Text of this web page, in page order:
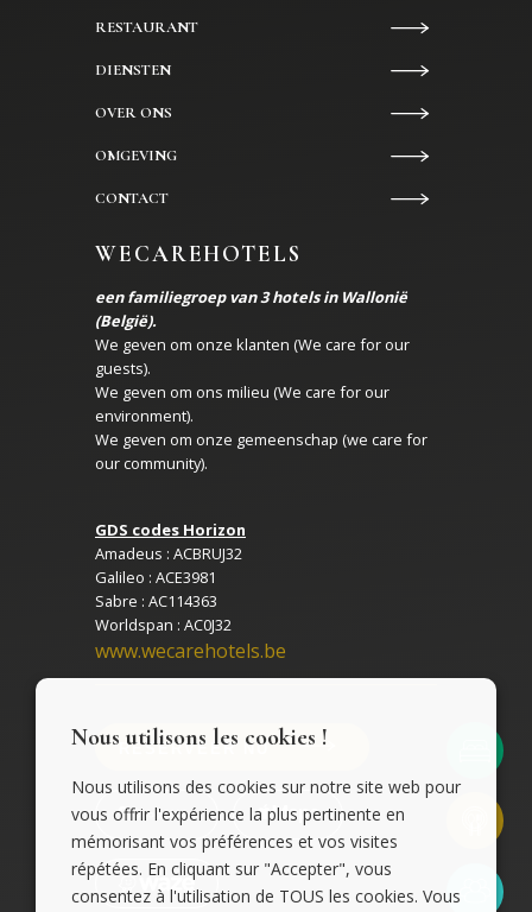
Nous utilisons les cookies !
Nous utilisons des cookies sur notre site web pour
vous offrir l'expérience la plus pertinente en
mémorisant vos préférences et vos visites
répétées. En cliquant sur "Accepter", vous
consentez à l'utilisation de TOUS les cookies. Vous
RESTAURANT
DIENSTEN
OVER ONS
OMGEVING
CONTACT
WECAREHOTELS
een familiegroep van 3 hotels in Wallonië
(België).
We geven om onze klanten (We care for our
guests).
We geven om ons milieu (We care for our
environment).
We geven om onze gemeenschap (we care for
our community).
GDS codes Horizon
Amadeus : ACBRUJ32
Galileo : ACE3981
Sabre : AC114363
Worldspan : AC0J32
www.wecarehotels.be
RESERVEER NU